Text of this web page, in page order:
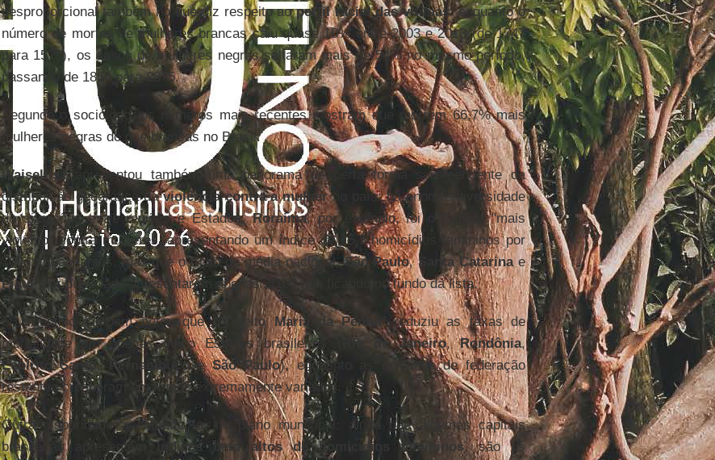
desproporcional também no que diz respeito aoperfil racial das vítimas: enquanto o
número de mortes de mulheres brancas caiu quase 10% entre 2003 e 2013 (de 1747
para 1576), os casos de mulheres negras saltaram mais de 54% no mesmo período,
passando de 1864 para 2875.
Segundo o sociólogo, os números mais recentes mostram que morrem 66,7% mais
mulheres negras do que brancas no Brasil.
Waiselfiszapresentou também uma panorama de certa forma surpreendente da
distribuição geográfica daviolência contra a mulherno país: há enorme diversidade
de situações entre regiões e Estados.Roraima, por exemplo, foi o Estado "mais
violento" contra mulheres, apresentando um índice de 15,3 homicídios femininos por
100 mil habitantes, mas que o triplo da média nacional.São Paulo,Santa Catarinae
Piauí , por outro lado apresentaram apenas 3/100 mil, ficando no fundo da lista.
O argentino também notou que o "efeitoMaria da Penha" reduziu as taxas de
mortalidade em apenas cinco Estados brasileiros (
Rio de Janeiro,Rondônia,
Espírito Santo, PernambucoeSão Paulo), enquanto as unidades de federação
restantes cresceram em ritmos extremamente variados.
Outra disparidade acentuada foi no plano municipal: ainda que algumas capitais
brasileiras apresentem
índices bem altos de homicídios femininos, são os